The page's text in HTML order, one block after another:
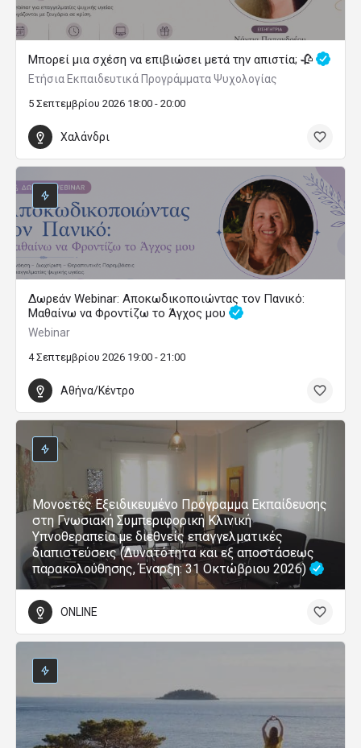
Μπορεί μια σχέση να επιβιώσει μετά την απιστία; 🥀
Ετήσια Εκπαιδευτικά Προγράμματα Ψυχολογίας
5 Σεπτεμβρίου 2026 18:00 - 20:00
Χαλάνδρι
Δωρεάν Webinar: Αποκωδικοποιώντας τον Πανικό:
Μαθαίνω να Φροντίζω το Άγχος μου
Webinar
4 Σεπτεμβρίου 2026 19:00 - 21:00
Αθήνα/Κέντρο
Μονοετές Εξειδικευμένο Πρόγραμμα Εκπαίδευσης
στη Γνωσιακή Συμπεριφορική Κλινική
Υπνοθεραπεία με διεθνείς επαγγελματικές
διαπιστεύσεις (Δυνατότητα και εξ αποστάσεως
παρακολούθησης, Έναρξη: 31 Οκτώβριου 2026)
ONLINE